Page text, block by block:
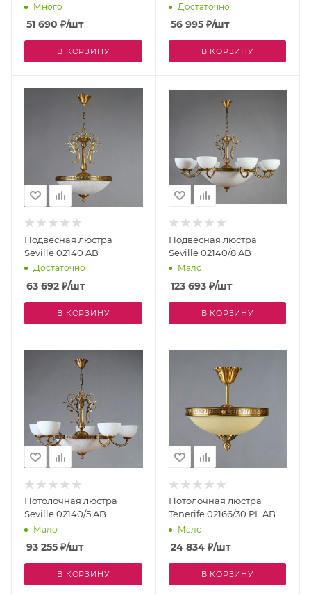
Много
51 690 ₽/шт
В КОРЗИНУ
Достаточно
56 995₽/шт
В КОРЗИНУ
Подвесная люстра
Seville 02140 AB
Достаточно
63 692 ₽/шт
В КОРЗИНУ
Подвесная люстра
Seville 02140/8 AB
Мало
123 693₽/шт
В КОРЗИНУ
Потолочная люстра
Seville 02140/5 AB
Мало
93 255 ₽/шт
В КОРЗИНУ
Потолочная люстра
Tenerife 02166/30 PL AB
Мало
24 834₽/шт
В КОРЗИНУ